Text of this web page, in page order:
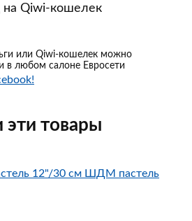
на Qiwi-кошелек
или Qiwi-кошелек можно
в любом салоне Евросети
товары
ШДМ пастель